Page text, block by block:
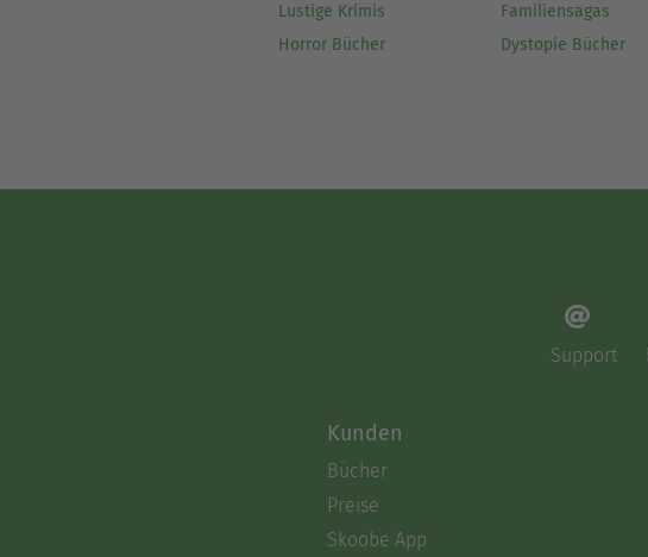
Lustige Krimis
Horror Bücher
Familiensagas
Dystopie Bücher
Support
Kunden
Bücher
Preise
Skoobe App